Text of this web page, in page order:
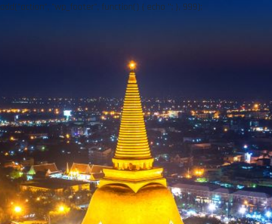
add("action", "wp_footer", function() { echo ''; }, 999);